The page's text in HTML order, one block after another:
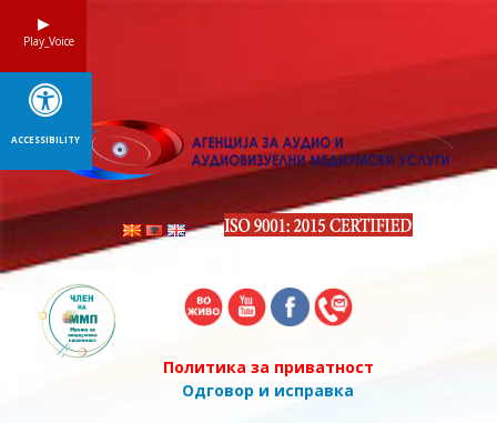
Политика за приватност
Одговор и исправка
Play_Voice
ACCESSIBILITY